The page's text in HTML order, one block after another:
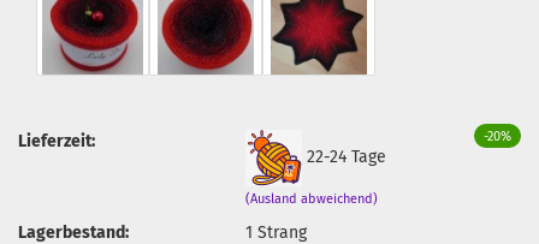
-20%
Lieferzeit:
22-24 Tage
(Ausland abweichend)
Lagerbestand: 1Strang